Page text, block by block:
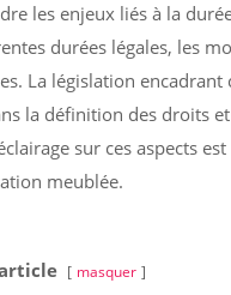
les enjeux liés à la
durées légales, les
La législation
la définition des droits
sur ces aspects
meublée.
masquer